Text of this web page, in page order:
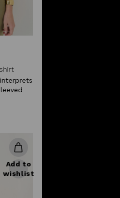
Add to
wishlist